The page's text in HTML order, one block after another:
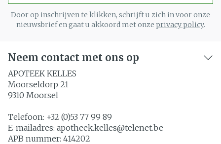
Door op inschrijven te klikken, schrijft u zich in voor onze
nieuwsbrief en gaat u akkoord met onze privacy policy.
Neem contact met ons op
APOTEEK KELLES
Moorseldorp 21
9310 Moorsel
Telefoon: +32 (0)53 77 99 89
E-mailadres: apotheek.kelles@telenet.be
APB nummer: 414202